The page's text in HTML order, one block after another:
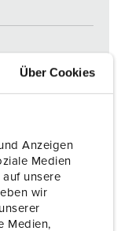
Über Cookies
Anzeigen
Medien
unsere
wir
Medien,
-